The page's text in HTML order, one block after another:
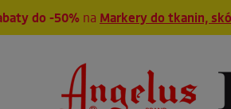
do -50% na Markery do tkanin,